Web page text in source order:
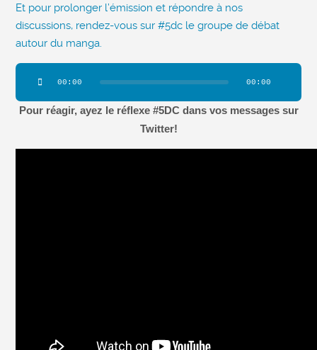
Et pour prolonger l’émission et répondre à nos
discussions, rendez-vous sur #5dc le groupe de débat
autour du manga.
audio
00:00 00:00
Pour réagir, ayez le réflexe #5DC dans vos messages sur
Twitter!